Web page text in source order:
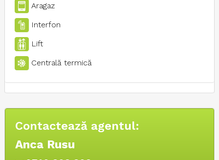
Aragaz
Interfon
Lift
Centrală termică
Contactează agentul:
Anca Rusu